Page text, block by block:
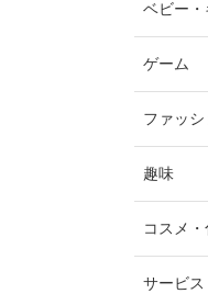
ベビー
ゲーム
ファッシ
趣味
コスメ
サービス